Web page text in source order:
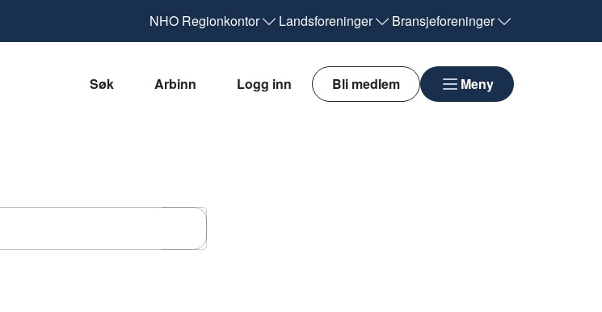
NHO Regionkontor Landsforeninger Bransjeforeninger
Søk Arbinn Logg inn Bli medlem Meny
Søk